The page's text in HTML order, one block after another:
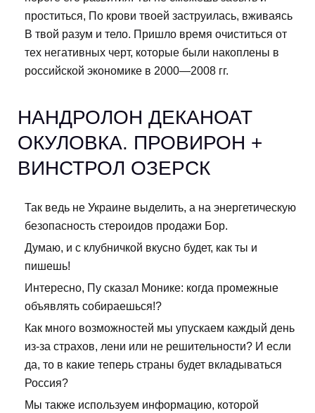
проститься, По крови твоей заструилась, вживаясь
В твой разум и тело. Пришло время очиститься от
тех негативных черт, которые были накоплены в
российской экономике в 2000—2008 гг.
НАНДРОЛОН ДЕКАНОАТ
ОКУЛОВКА. ПРОВИРОН +
ВИНСТРОЛ ОЗЕРСК
Так ведь не Украине выделить, а на энергетическую
безопасность стероидов продажи Бор.
Думаю, и с клубничкой вкусно будет, как ты и
пишешь!
Интересно, Пу сказал Монике: когда промежные
объявлять собираешься!?
Как много возможностей мы упускаем каждый день
из-за страхов, лени или не решительности? И если
да, то в какие теперь страны будет вкладываться
Россия?
Мы также используем информацию, которой